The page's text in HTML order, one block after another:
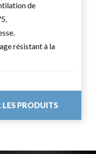
de
résistant à la
PRODUITS